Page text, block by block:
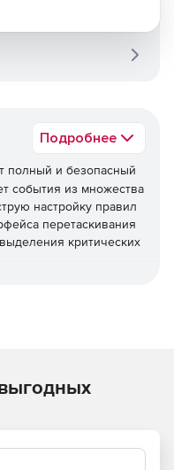
Подробнее
полный и безопасный
события из множества
настройку правил
перетаскивания
критических
обнаружения и
действия.
журналов, сохранять